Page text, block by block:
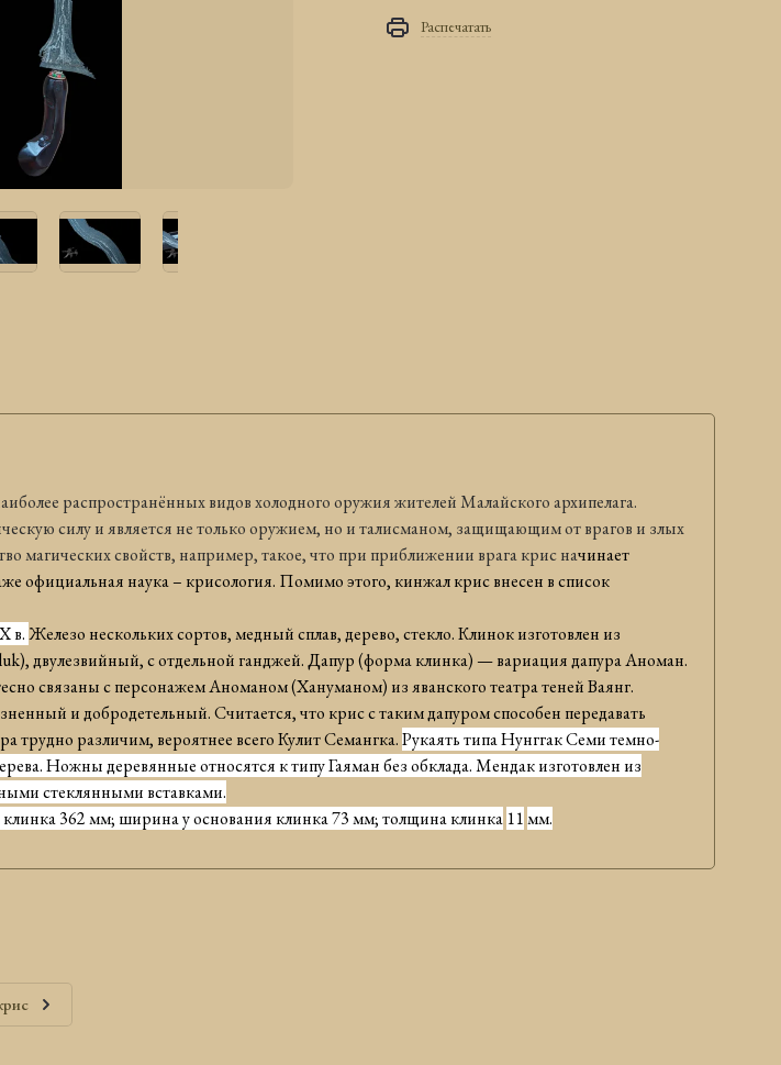
Распечатать
распространённых видов холодного оружия жителей Малайского архипелага.
силу и является не только оружием, но и талисманом, защищающим от врагов и злых
магических свойств, например, такое, что при приближении врага крис начинает
официальная наука – крисология. Помимо этого, кинжал крис внесен в список
в.Железо нескольких сортов, медный сплав, дерево,стекло. Клинок изготовлен из
k), двулезвийный, с отдельной ганджей.Дапур (форма клинка) — вариация дапура Аноман.
связаны с персонажем Аноманом (Хануманом) из яванского театра теней Ваянг.
и добродетельный. Считается, что крис с таким дапуром способен передавать
трудно различим, вероятнее всего Кулит Семангка.Рукаять типа Нунггак Семи темно-
Ножны деревянные относятся к типу Гаяман без обклада. Мендак изготовлен из
стеклянными вставками.
362мм; ширина у основания клинка73мм; толщина клинка 11мм.